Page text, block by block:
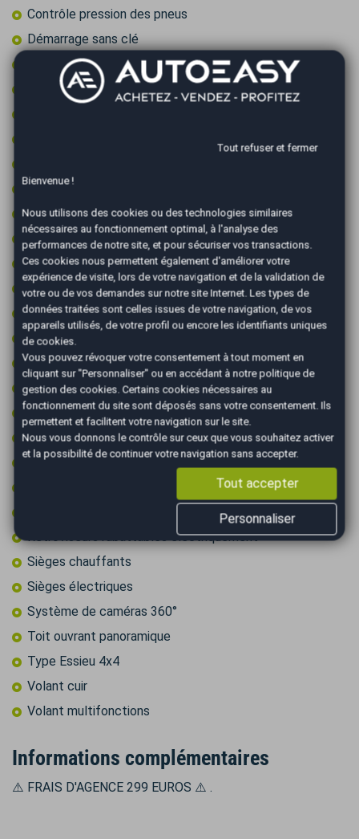
Contrôle pression des pneus
Démarrage sans clé
Détecteur de pluie
Feux LED
Intérieur cuir
Jantes 18 pouces
Kit de gonflage (sans roue de secours)
Limiteur de vitesse
Ordinateur de bord
Pack cuir
Prise 12v
Prise audio USB
Radar arrière de détection d'obstacles
Radar avant de détection d'obstacles
Reconnaissance des panneaux de signalisation
Régulateur de vitesse
Rétroviseurs rabattables électriquement
Sièges chauffants
Sièges électriques
Système de caméras 360°
Toit ouvrant panoramique
Type Essieu 4x4
Volant cuir
Volant multifonctions
Informations complémentaires
⚠️ FRAIS D'AGENCE 299 EUROS ⚠️ .
Tout refuser et fermer
Bienvenue !
Nous utilisons des cookies ou des technologies similaires
nécessaires au fonctionnement optimal, à l'analyse des
performances de notre site, et pour sécuriser vos transactions.
Ces cookies nous permettent également d'améliorer votre
expérience de visite, lors de votre navigation et de la validation de
votre ou de vos demandes sur notre site Internet. Les types de
données traitées sont celles issues de votre navigation, de vos
appareils utilisés, de votre profil ou encore les identifiants uniques
de cookies.
Vous pouvez révoquer votre consentement à tout moment en
cliquant sur "Personnaliser" ou en accédant à notre politique de
gestion des cookies. Certains cookies nécessaires au
fonctionnement du site sont déposés sans votre consentement. Ils
permettent et facilitent votre navigation sur le site.
Nous vous donnons le contrôle sur ceux que vous souhaitez activer
et la possibilité de continuer votre navigation sans accepter.
Tout accepter
Personnaliser